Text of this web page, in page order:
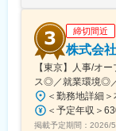
締切間近
株式会
【東京】人事/オ
ス◎／就業環境◎
掲載予定期間： 2026/